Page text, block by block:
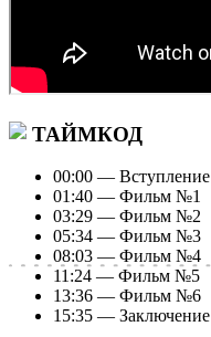
ТАЙМКОД
00:00 — Вступление
01:40 — Фильм №1
03:29 — Фильм №2
05:34 — Фильм №3
08:03 — Фильм №4
11:24 — Фильм №5
13:36 — Фильм №6
15:35 — Заключение